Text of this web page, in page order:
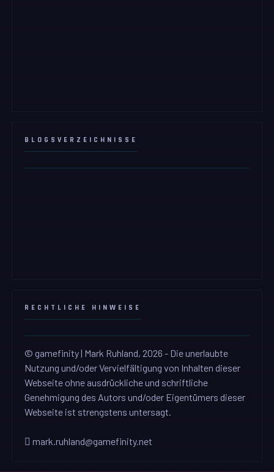
BLOGSVERZEICHNISSE
RECHTLICHE HINWEISE
© gamefinity | Mark Ruhland, 2026 - Die unerlaubte
Nutzung und/oder Vervielfältigung von Inhalten dieser
Webseite ohne ausdrückliche und schriftliche
Genehmigung des Autors und/oder Eigentümers dieser
Webseite ist strengstens untersagt.
mark.ruhland@gamefinity.net